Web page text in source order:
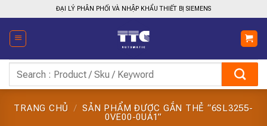
qua
nội
dung
ĐẠI LÝ PHÂN PHỐI VÀ NHẬP KHẨU THIẾT BỊ SIEMENS
kiếm:
TRANG CHỦ / SẢN PHẨM ĐƯỢC GẮN THẺ “6SL3255-
0VE00-0UA1”